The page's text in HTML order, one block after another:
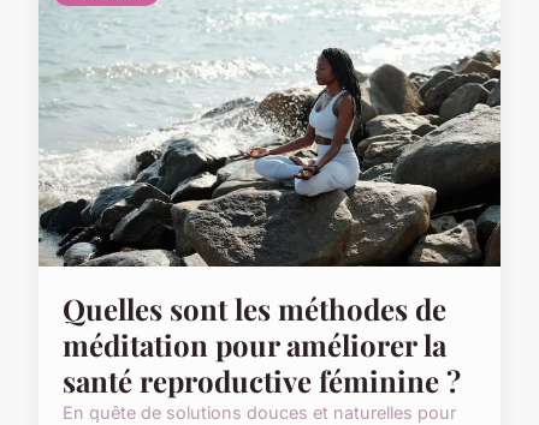
Quelles sont les méthodes de
méditation pour améliorer la
santé reproductive féminine ?
En quête de solutions douces et naturelles pour